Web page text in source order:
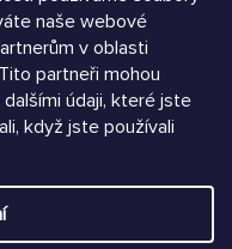
naše webové
v oblasti
partneři mohou
údaji, které jste
když jste používali
práva vyhrazena.